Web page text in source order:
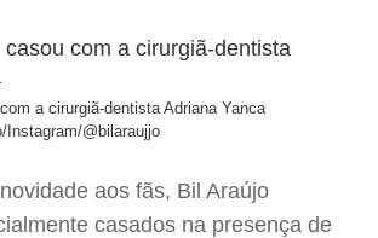
a cirurgiã-dentista Adriana Yanca
Instagram/@bilaraujjo
aos fãs, Bil Araújo
casados na presença de